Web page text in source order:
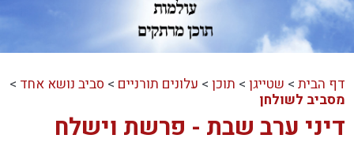
דף הבית > שטייגן > תוכן > עלונים תורניים > סביב נושא אחד >
מסביב לשולחן
דיני ערב שבת - פרשת וישלח